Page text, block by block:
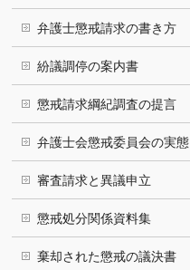
弁護士懲戒請求の書き方
紛議調停の案内書
懲戒請求綱紀調査の提言
弁護士会懲戒委員会の実態
審査請求と異議申立
懲戒処分関係資料集
棄却された懲戒の議決書